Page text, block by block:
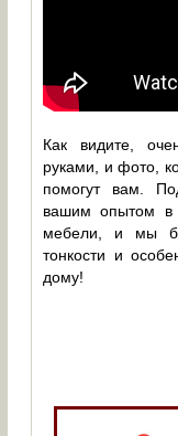
Как видите,
руками, и фото,
помогут вам.
вашим опытом в
мебели, и мы
тонкости и
дому!